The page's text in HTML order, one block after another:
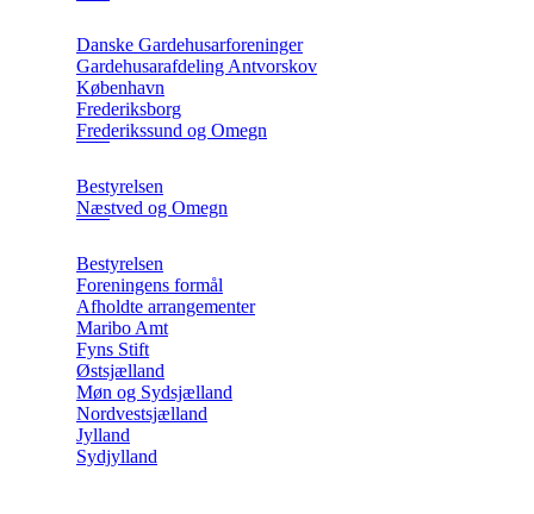
Danske Gardehusarforeninger
Gardehusarafdeling Antvorskov
København
Frederiksborg
Frederikssund og Omegn
Bestyrelsen
Næstved og Omegn
Bestyrelsen
Foreningens formål
Afholdte arrangementer
Maribo Amt
Fyns Stift
Østsjælland
Møn og Sydsjælland
Nordvestsjælland
Jylland
Sydjylland